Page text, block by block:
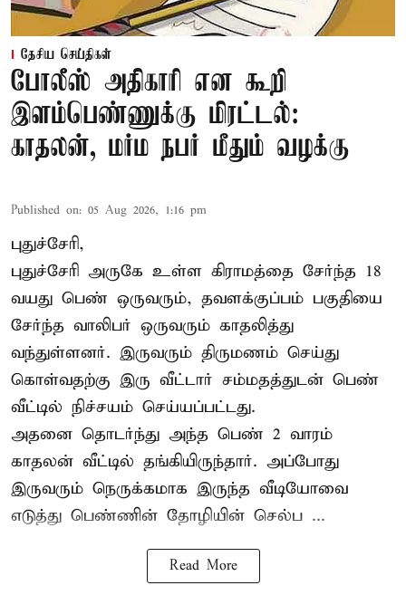
தேசிய செய்திகள்
போலீஸ் அதிகாரி என கூறி
இளம்பெண்ணுக்கு மிரட்டல்:
காதலன், மர்ம நபர் மீதும் வழக்கு
Published on: 05 Aug 2026, 1:16 pm
புதுச்சேரி,
புதுச்சேரி அருகே உள்ள கிராமத்தை சேர்ந்த 18
வயது பெண் ஒருவரும், தவளக்குப்பம் பகுதியை
சேர்ந்த வாலிபர் ஒருவரும் காதலித்து
வந்துள்ளனர். இருவரும் திருமணம் செய்து
கொள்வதற்கு இரு வீட்டார் சம்மதத்துடன் பெண்
வீட்டில் நிச்சயம் செய்யப்பட்டது.
அதனை தொடர்ந்து அந்த பெண் 2 வாரம்
காதலன் வீட்டில் தங்கியிருந்தார். அப்போது
இருவரும் நெருக்கமாக இருந்த வீடியோவை
எடுத்து பெண்ணின் தோழியின் செல்ப ...
Read More